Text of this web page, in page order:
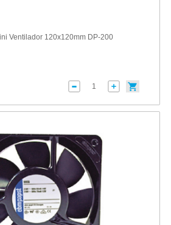
Ventilador 120x120mm DP-200